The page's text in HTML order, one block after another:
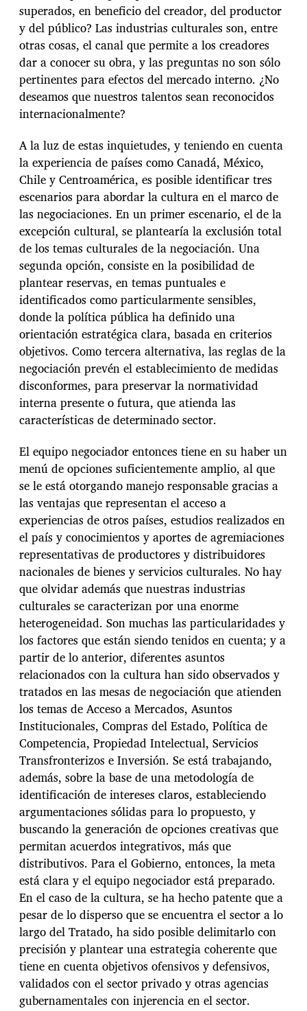
superados, en beneficio del creador, del productor
y del público? Las industrias culturales son, entre
otras cosas, el canal que permite a los creadores
dar a conocer su obra, y las preguntas no son sólo
pertinentes para efectos del mercado interno. ¿No
deseamos que nuestros talentos sean reconocidos
internacionalmente?
A la luz de estas inquietudes, y teniendo en cuenta
la experiencia de países como Canadá, México,
Chile y Centroamérica, es posible identificar tres
escenarios para abordar la cultura en el marco de
las negociaciones. En un primer escenario, el de la
excepción cultural, se plantearía la exclusión total
de los temas culturales de la negociación. Una
segunda opción, consiste en la posibilidad de
plantear reservas, en temas puntuales e
identificados como particularmente sensibles,
donde la política pública ha definido una
orientación estratégica clara, basada en criterios
objetivos. Como tercera alternativa, las reglas de la
negociación prevén el establecimiento de medidas
disconformes, para preservar la normatividad
interna presente o futura, que atienda las
características de determinado sector.
El equipo negociador entonces tiene en su haber un
menú de opciones suficientemente amplio, al que
se le está otorgando manejo responsable gracias a
las ventajas que representan el acceso a
experiencias de otros países, estudios realizados en
el país y conocimientos y aportes de agremiaciones
representativas de productores y distribuidores
nacionales de bienes y servicios culturales. No hay
que olvidar además que nuestras industrias
culturales se caracterizan por una enorme
heterogeneidad. Son muchas las particularidades y
los factores que están siendo tenidos en cuenta; y a
partir de lo anterior, diferentes asuntos
relacionados con la cultura han sido observados y
tratados en las mesas de negociación que atienden
los temas de Acceso a Mercados, Asuntos
Institucionales, Compras del Estado, Política de
Competencia, Propiedad Intelectual, Servicios
Transfronterizos e Inversión. Se está trabajando,
además, sobre la base de una metodología de
identificación de intereses claros, estableciendo
argumentaciones sólidas para lo propuesto, y
buscando la generación de opciones creativas que
permitan acuerdos integrativos, más que
distributivos. Para el Gobierno, entonces, la meta
está clara y el equipo negociador está preparado.
En el caso de la cultura, se ha hecho patente que a
pesar de lo disperso que se encuentra el sector a lo
largo del Tratado, ha sido posible delimitarlo con
precisión y plantear una estrategia coherente que
tiene en cuenta objetivos ofensivos y defensivos,
validados con el sector privado y otras agencias
gubernamentales con injerencia en el sector.